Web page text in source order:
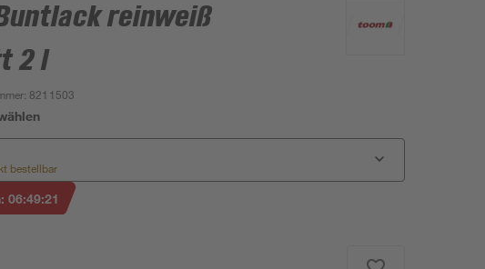
reinweiß
2 l
: 8211503
bestellbar
06:49:20